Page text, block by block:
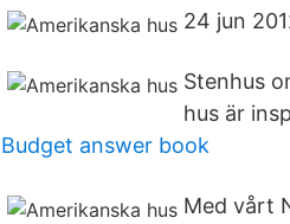
24 jun
Stenhus
hus är
Budget answer book
Med vårt